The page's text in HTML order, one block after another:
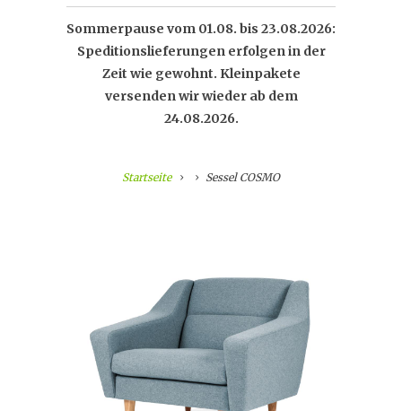
Sommerpause vom 01.08. bis 23.08.2026:
Speditionslieferungen erfolgen in der
Zeit wie gewohnt. Kleinpakete
versenden wir wieder ab dem
24.08.2026.
Startseite Sessel COSMO